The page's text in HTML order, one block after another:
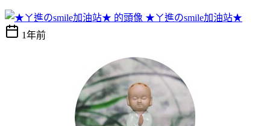
★ㄚ進のsmile加油站★
1年前